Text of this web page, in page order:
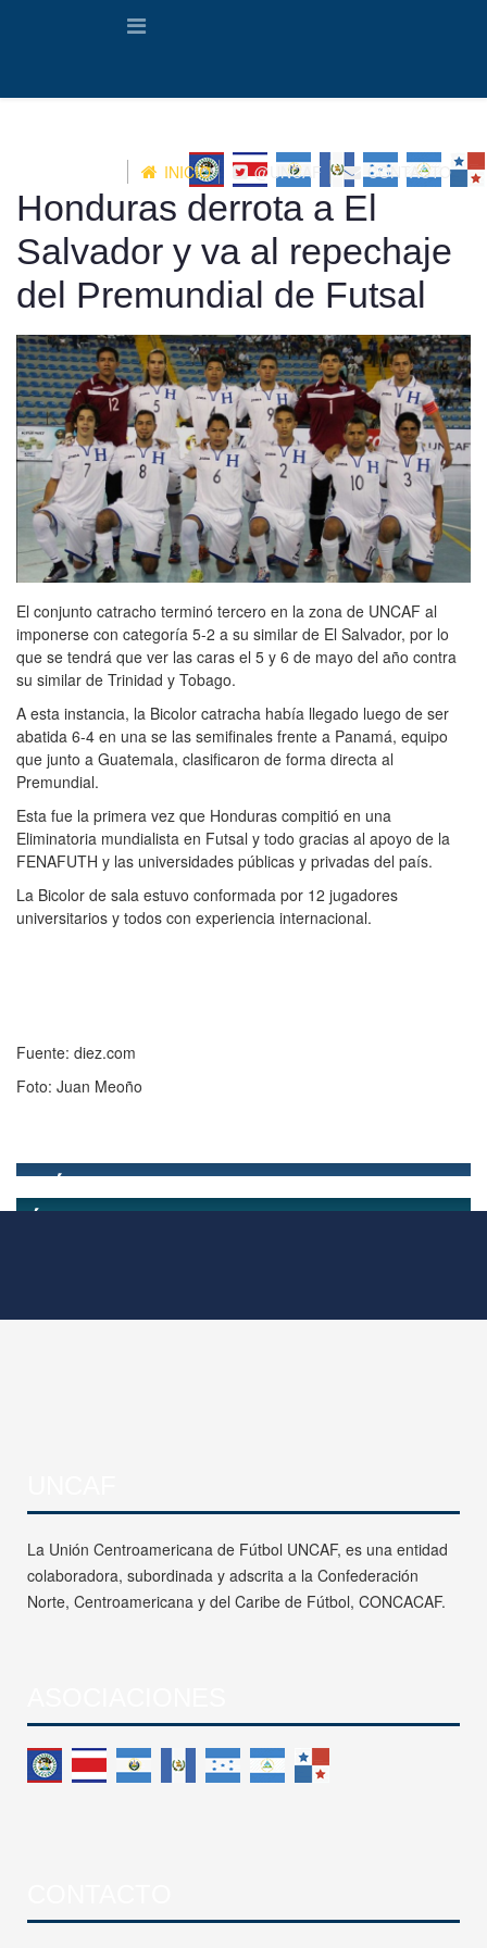
INICIO @UNCAF CONTACTO
Honduras derrota a El
Salvador y va al repechaje
del Premundial de Futsal
El conjunto catracho terminó tercero en la zona de UNCAF al
imponerse con categoría 5-2 a su similar de El Salvador, por lo
que se tendrá que ver las caras el 5 y 6 de mayo del año contra
su similar de Trinidad y Tobago.
A esta instancia, la Bicolor catracha había llegado luego de ser
abatida 6-4 en una se las semifinales frente a Panamá, equipo
que junto a Guatemala, clasificaron de forma directa al
Premundial.
Esta fue la primera vez que Honduras compitió en una
Eliminatoria mundialista en Futsal y todo gracias al apoyo de la
FENAFUTH y las universidades públicas y privadas del país.
La Bicolor de sala estuvo conformada por 12 jugadores
universitarios y todos con experiencia internacional.
Fuente: diez.com
Foto: Juan Meoño
La Unión Centroamericana de Fútbol UNCAF, es una entidad
colaboradora, subordinada y adscrita a la Confederación
Norte, Centroamericana y del Caribe de Fútbol, CONCACAF.